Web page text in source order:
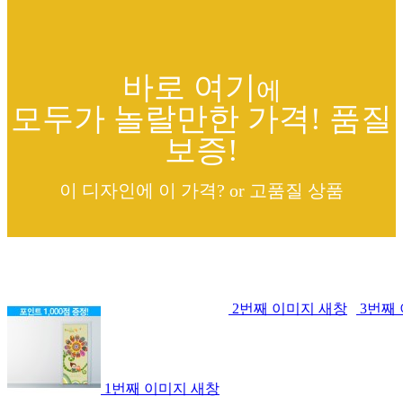
바로 여기 에
모두가 놀랄만한 가격! 품질
보증!
이 디자인에 이 가격? or 고품질 상품
1번째 이미지 새창
2번째 이미지 새창 3번째